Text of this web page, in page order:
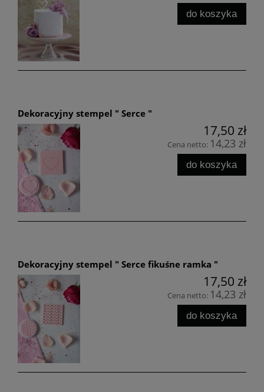
do koszyka
Dekoracyjny stempel " Serce "
17,50 zł
Cena netto: 14,23 zł
do koszyka
Dekoracyjny stempel " Serce fikuśne ramka "
17,50 zł
Cena netto: 14,23 zł
do koszyka